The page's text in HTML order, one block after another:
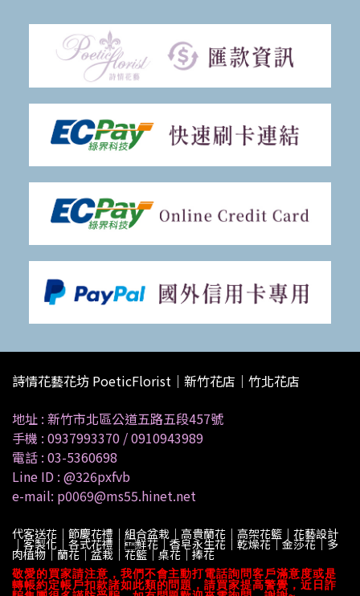
詩情花藝花坊 PoeticFlorist｜新竹花店｜竹北花店
地址 : 新竹市北區公道五路五段457號
手機 : 0937993370 /0910943989
電話 : 03-5360698
Line ID : @326pxfvb
e-mail: p0069@ms55.hinet.net
代客送花｜節慶花禮｜組合盆栽｜高貴蘭花｜高架花籃｜花藝設計
｜客製化｜各式花禮｜鮮花｜香皂永生花｜乾燥花｜金莎花｜多
肉植物｜蘭花｜盆栽｜花籃｜桌花｜捧花
敬愛的買家請注意，我們不會主動打電話詢問客戶滿意度或是
轉帳約定帳戶扣款諸如此類的問題，請買家提高警覺，近日詐